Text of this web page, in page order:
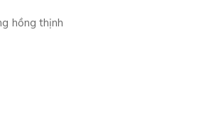
hồng thịnh